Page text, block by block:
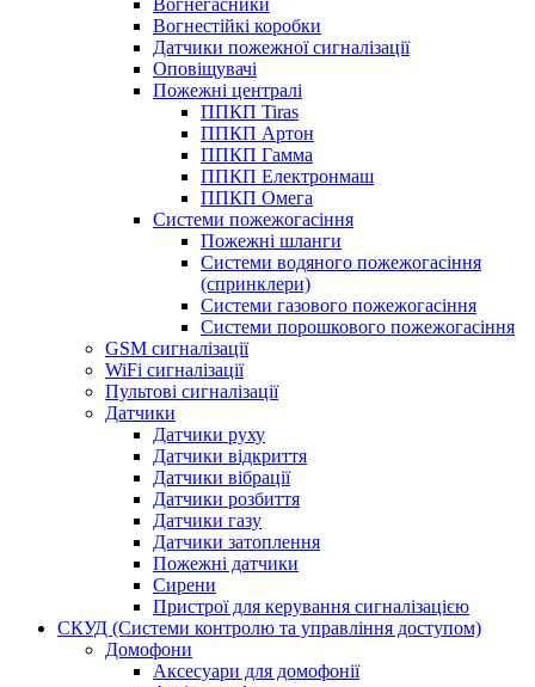
Вогнегасники
Вогнестійкі коробки
Датчики пожежної сигналізації
Оповіщувачі
Пожежні централі
ППКП Tiras
ППКП Артон
ППКП Гамма
ППКП Електронмаш
ППКП Омега
Системи пожежогасіння
Пожежні шланги
Системи водяного пожежогасіння
(спринклери)
Системи газового пожежогасіння
Системи порошкового пожежогасіння
GSM сигналізації
WiFi сигналізації
Пультові сигналізації
Датчики
Датчики руху
Датчики відкриття
Датчики вібрації
Датчики розбиття
Датчики газу
Датчики затоплення
Пожежні датчики
Сирени
Пристрої для керування сигналізацією
СКУД (Системи контролю та управління доступом)
Домофони
Аксесуари для домофонії